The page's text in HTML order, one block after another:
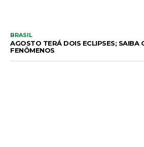
BRASIL
AGOSTO TERÁ DOIS ECLIPSES; SAIBA
FENÔMENOS